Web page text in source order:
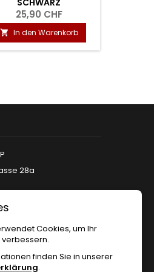
25,90 CHF
 In den Warenkorb
28a
312 12 66
Cookies, um Ihr
finden Sie in unserer
.